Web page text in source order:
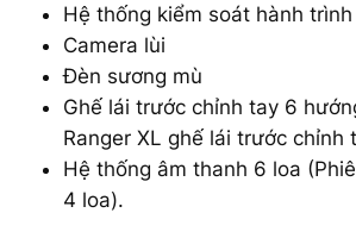
Hệ thống kiểm soát hành trình
Camera lùi
Đèn sương mù
Ghế lái trước chỉnh tay 6
Ranger XL ghế lái trước chỉnh
Hệ thống âm thanh 6 loa
4 loa).